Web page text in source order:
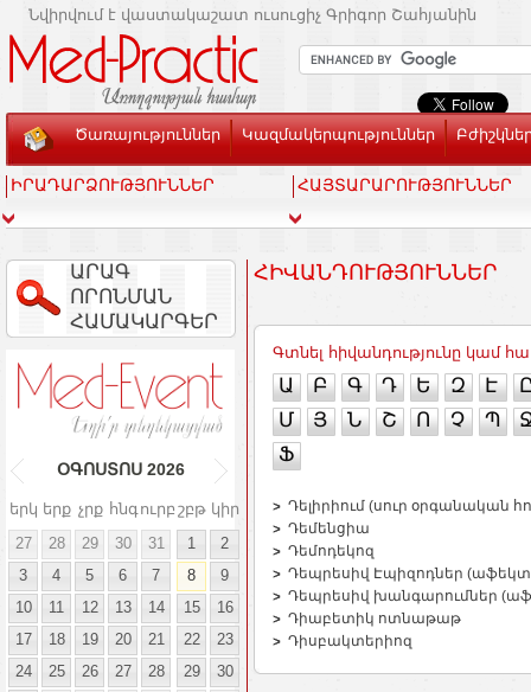
Նվիրվում է վաստակաշատ ուսուցիչ Գրիգոր Շահյանին
Ծառայություններ Կազմակերպություններ
ԻՐԱԴԱՐՁՈՒԹՅՈՒՆՆԵՐ ՀԱՅՏԱՐԱՐՈՒԹՅՈՒՆՆԵՐ
ԱՐԱԳ
ՈՐՈՆՄԱՆ
ՀԱՄԱԿԱՐԳԵՐ
ՕԳՈՍՏՈՍ 2026
երկ երք չրք հնգուրբ շբթ կիր
27
28 29 30 31 1
2
3
4 5 6 7 8
9
10
11 12 13 14 15
16
17
18 19 20 21 22
23
24
25 26 27 28 29
30
ՀԻՎԱՆԴՈՒԹՅՈՒՆՆԵՐ
Գտնել հիվանդությունը կամ
Ա Բ Գ Դ Ե Զ Է
Մ
Յ Ն Շ Ո Չ Պ
Ֆ
Դելիրիում (սուր օրգանական
Դեմենցիա
Դեմոդեկոզ
Դեպրեսիվ Էպիզոդներ
Դեպրեսիվ խանգարումներ
Դիաբետիկ ոտնաթաթ
Դիսբակտերիոզ